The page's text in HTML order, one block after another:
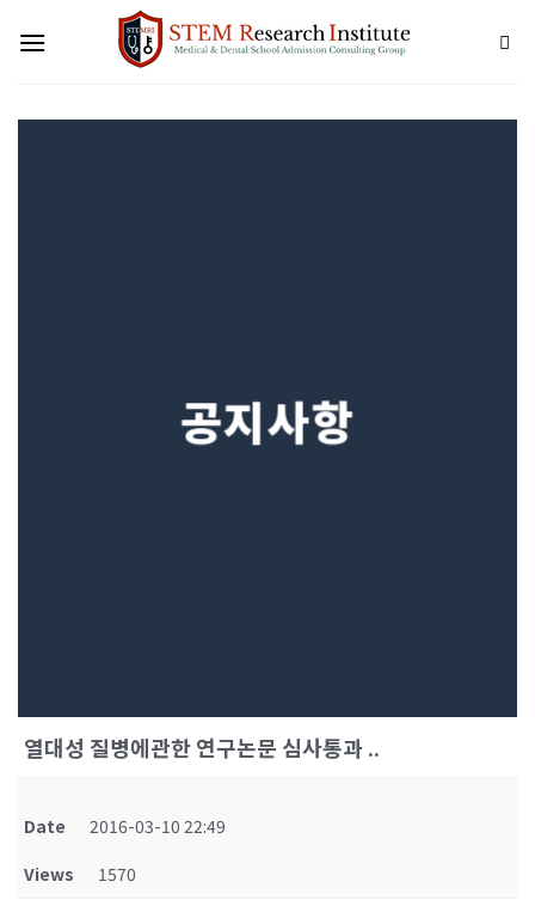
공지사항
열대성 질병에관한 연구논문 심사통과 ..
Date
2016-03-10 22:49
Views
1570